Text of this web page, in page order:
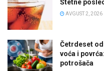
Štetne
AVGUST 2, 2026
Četrdeset
voća i
potrošača